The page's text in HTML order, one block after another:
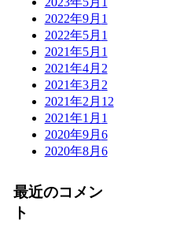
2022年9月 1
2022年5月 1
2021年5月 1
2021年4月 2
2021年3月 2
2021年2月 12
2021年1月 1
2020年9月 6
2020年8月 6
最近のコメン
ト